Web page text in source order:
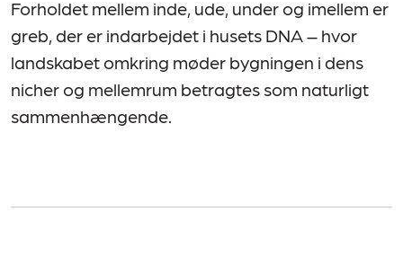
Forholdet mellem inde, ude, under og imellem er
greb, der er indarbejdet i husets DNA – hvor
landskabet omkring møder bygningen i dens
nicher og mellemrum betragtes som naturligt
sammenhængende.